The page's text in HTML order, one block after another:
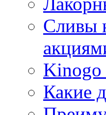
Сливы
Kinogo
Какие